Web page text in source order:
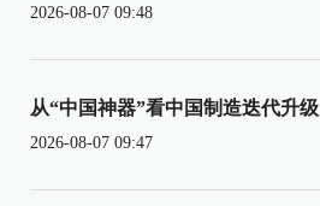
2026-08-07 09:48
从“中国神器”看中国制造迭代升级
2026-08-07 09:47